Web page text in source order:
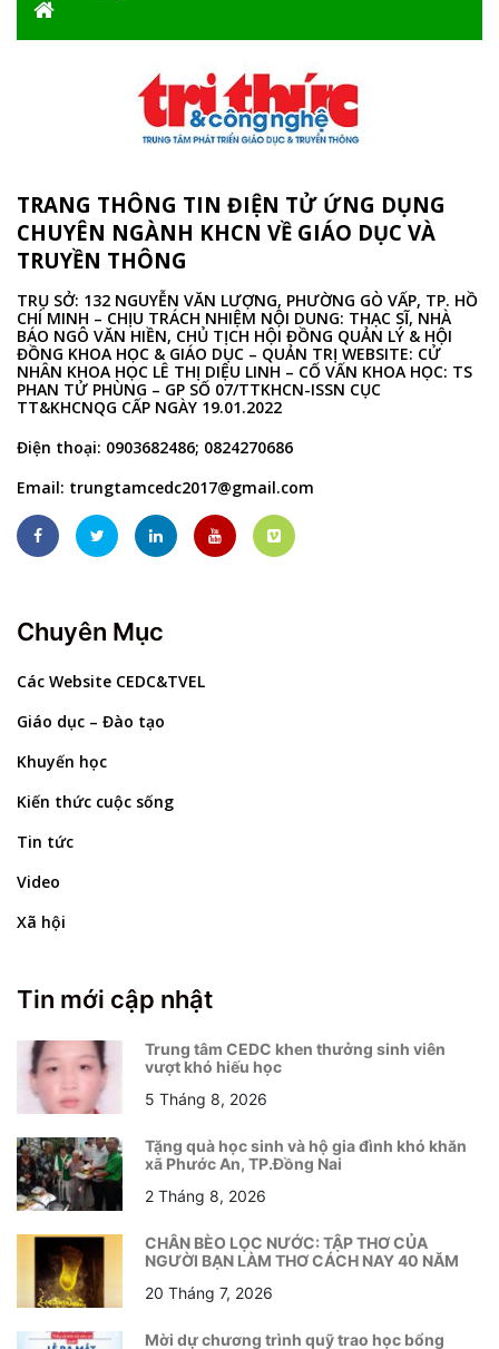
TRANG THÔNG TIN ĐIỆN TỬ ỨNG DỤNG
CHUYÊN NGÀNH KHCN VỀ GIÁO DỤC VÀ
TRUYỀN THÔNG
TRỤ SỞ: 132 NGUYỄN VĂN LƯỢNG, PHƯỜNG GÒ VẤP, TP. HỒ
CHÍ MINH – CHỊU TRÁCH NHIỆM NỘI DUNG: THẠC SĨ, NHÀ
BÁO NGÔ VĂN HIỀN, CHỦ TỊCH HỘI ĐỒNG QUẢN LÝ & HỘI
ĐỒNG KHOA HỌC & GIÁO DỤC – QUẢN TRỊ WEBSITE: CỬ
NHÂN KHOA HỌC LÊ THỊ DIỆU LINH – CỐ VẤN KHOA HỌC: TS
PHAN TỬ PHÙNG – GP SỐ 07/TTKHCN-ISSN CỤC
TT&KHCNQG CẤP NGÀY 19.01.2022
Điện thoại: 0903682486; 0824270686
Email: trungtamcedc2017@gmail.com
Chuyên Mục
Các Website CEDC&TVEL
Giáo dục – Đào tạo
Khuyến học
Kiến thức cuộc sống
Tin tức
Video
Xã hội
Tin mới cập nhật
Trung tâm CEDC khen thưởng sinh viên
vượt khó hiếu học
5 Tháng 8, 2026
Tặng quà học sinh và hộ gia đình khó khăn
xã Phước An, TP.Đồng Nai
2 Tháng 8, 2026
CHÂN BÈO LỌC NƯỚC: TẬP THƠ CỦA
NGƯỜI BẠN LÀM THƠ CÁCH NAY 40 NĂM
20 Tháng 7, 2026
Mời dự chương trình quỹ trao học bổng